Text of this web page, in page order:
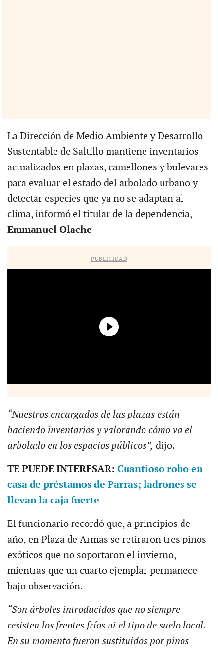
La Dirección de Medio Ambiente y Desarrollo
Sustentable de Saltillo mantiene inventarios
actualizados en plazas, camellones y bulevares
para evaluar el estado del arbolado urbano y
detectar especies que ya no se adaptan al
clima, informó el titular de la dependencia,
Emmanuel Olache
PUBLICIDAD
“Nuestros encargados de las plazas están
haciendo inventarios y valorando cómo va el
arbolado en los espacios públicos”, dijo.
TE PUEDE INTERESAR: Cuantioso robo en
casa de préstamos de Parras; ladrones se
llevan la caja fuerte
El funcionario recordó que, a principios de
año, en Plaza de Armas se retiraron tres pinos
exóticos que no soportaron el invierno,
mientras que un cuarto ejemplar permanece
bajo observación.
“Son árboles introducidos que no siempre
resisten los frentes fríos ni el tipo de suelo local.
En su momento fueron sustituidos por pinos